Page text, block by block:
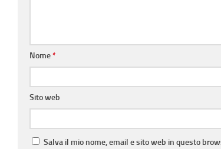
Nome*
Sito web
Salva il mio nome, email e sito web in questo